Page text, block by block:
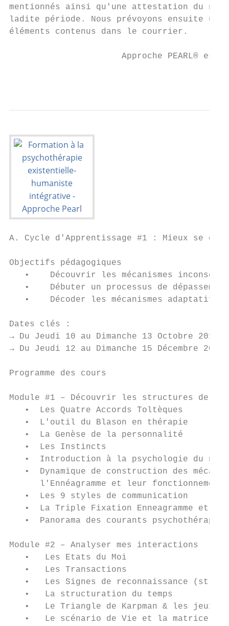
mentionnés ainsi qu'une attestation du
ladite période. Nous prévoyons ensuite
éléments contenus dans le courrier.
Approche PEARL® est
A. Cycle d'Apprentissage #1 : Mieux se
Objectifs pédagogiques
•    Découvrir les mécanismes
•    Débuter un processus de
•    Décoder les mécanismes adaptatifs
Dates clés :
→ Du Jeudi 10 au Dimanche 13 Octobre
→ Du Jeudi 12 au Dimanche 15 Décembre
Programme des cours
Module #1 – Découvrir les structures de
   •  Les Quatre Accords Toltèques
   •  L'outil du Blason en thérapie
   •  La Genèse de la personnalité
   •  Les Instincts
•  Introduction à la psychologie du
•  Dynamique de construction des
      l'Ennéagramme et leur fonctionnement
   •  Les 9 styles de communication
•  La Triple Fixation Enneagramme et
•  Panorama des courants
Module #2 – Analyser mes interactions
   •   Les Etats du Moi
   •   Les Transactions
•   Les Signes de reconnaissance
   •   La structuration du temps
•   Le Triangle de Karpman & les jeux
•   Le scénario de Vie et la matrice